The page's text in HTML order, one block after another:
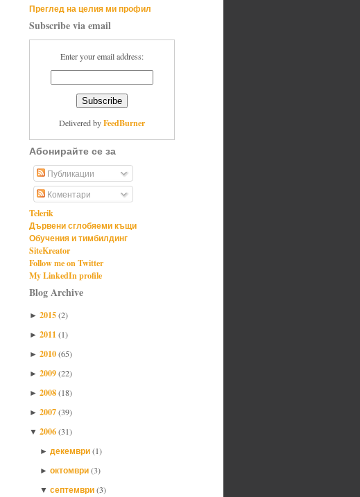
Преглед на целия ми профил
Subscribe via email
Enter your email address:
Delivered byFeedBurner
Абонирайте се за
Публикации
Коментари
Telerik
Дървени сглобяеми къщи
Обучения и тимбилдинг
SiteKreator
Follow me on Twitter
My LinkedIn profile
Blog Archive
► 2015(2)
► 2011(1)
► 2010(65)
► 2009(22)
► 2008(18)
► 2007(39)
▼ 2006(31)
► декември(1)
► октомври(3)
▼ септември(3)